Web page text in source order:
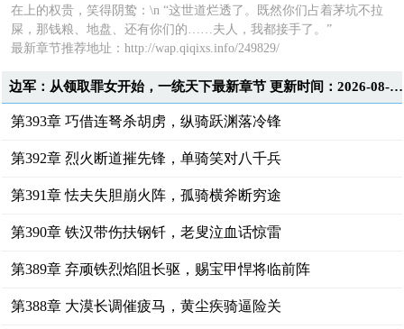
在上的权贵，笑得阴鸷：\n “这世道烂透了。既然你们占着茅坑不拉
屎，那钱粮、地盘、还有你们的……夫人，我都接手了。”
最新章节推荐地址：http://wap.qiqixs.info/249829/
边军：从领取罪女开始，一统天下最新章节 更新时间：2026-08-09T13:08:02
第393章 巧借连弩杀胡虏，纵骑跃渊落冷锋
第392章 烈火断道摧先锋，单骑笑对八千兵
第391章 怯夫失胆崩火阵，孤骑横斧断穷途
第390章 铁汉带伤扶钢钎，老叟泣血话惊雷
第389章 弃顽铁烈焰阻长驱，赐宝甲悍将临前阵
第388章 大漠长调催疲马，黄尘疾骑逼险关